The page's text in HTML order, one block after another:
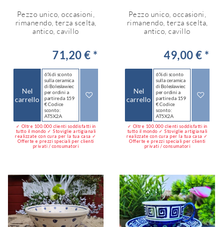
Pezzo unico, occasioni,
rimanendo, terza scelta,
antico, cavillo
71,20 € *
Nel
carrello
6% di sconto
sulla ceramica
di Bolesławiec
per ordini a
partire da 159
€ Codice
sconto:
AT5X2A
✓ Oltre 100.000 clienti soddisfatti in
tutto il mondo ✓ Stoviglie artigianali
realizzate con cura per la tua casa ✓
Offerte e prezzi speciali per clienti
privati / consumatori
Pezzo unico, occasioni,
rimanendo, terza scelta,
antico, cavillo
49,00 € *
Nel
carrello
6% di sconto
sulla ceramica
di Bolesławiec
per ordini a
partire da 159
€ Codice
sconto:
AT5X2A
✓ Oltre 100.000 clienti soddisfatti in
tutto il mondo ✓ Stoviglie artigianali
realizzate con cura per la tua casa ✓
Offerte e prezzi speciali per clienti
privati / consumatori